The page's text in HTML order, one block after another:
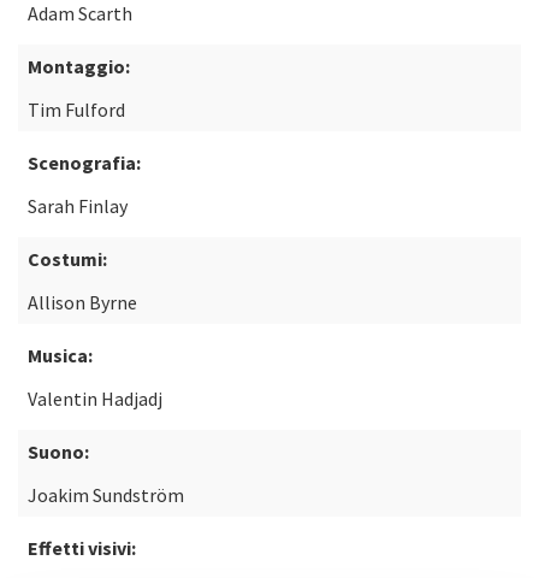
Adam Scarth
Montaggio:
Tim Fulford
Scenografia:
Sarah Finlay
Costumi:
Allison Byrne
Musica:
Valentin Hadjadj
Suono:
Joakim Sundström
Effetti visivi: